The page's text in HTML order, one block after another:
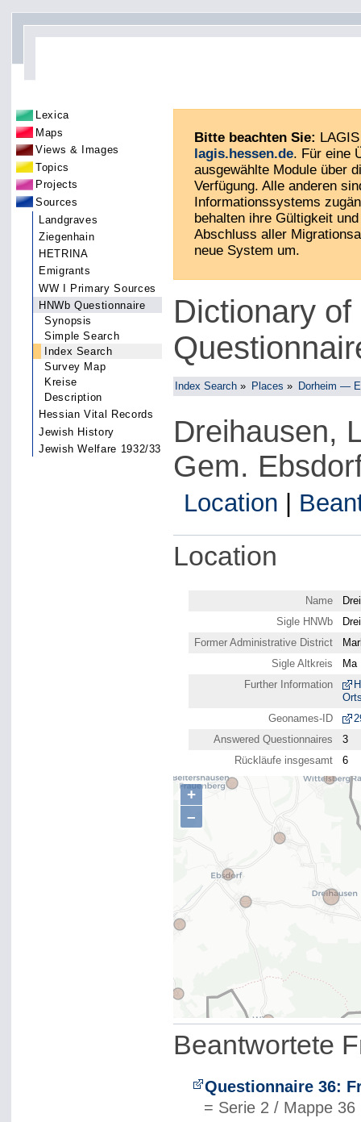
Lexica
Maps
Views & Images
Topics
Projects
Sources
Landgraves
Ziegenhain
HETRINA
Emigrants
WW I Primary Sources
HNWb Questionnaire
Synopsis
Simple Search
Index Search
Survey Map
Kreise
Description
Hessian Vital Records
Jewish History
Jewish Welfare 1932/33
Bitte beachten Sie:
lagis.hessen.de. Für eine
ausgewählte Module über
Verfügung. Alle anderen
Informationssystems
behalten ihre Gültigkeit
Abschluss aller
neue System um.
Dictionary
Index Search » Places » Dorheim —
Dreihausen,
Gem.
Location |
Location
Name
Sigle HNWb
Former Administrative District
Sigle Altkreis
Ma
Further Information
Geonames-ID
Answered Questionnaires
3
Rückläufe insgesamt
6
+
–
Beantwortete
Questionnaire 36:
= Serie 2 / Mappe 36